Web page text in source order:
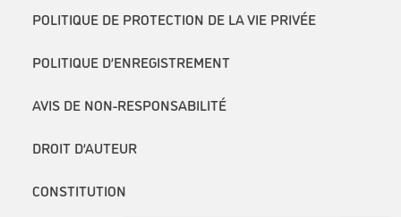
POLITIQUE DE PROTECTION DE LA VIE PRIVÉE
POLITIQUE D’ENREGISTREMENT
AVIS DE NON-RESPONSABILITÉ
DROIT D’AUTEUR
CONSTITUTION